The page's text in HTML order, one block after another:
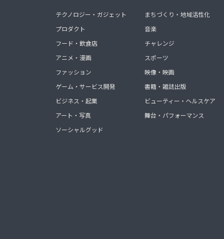
テクノロジー・ガジェット
プロダクト
フード・飲食店
アニメ・漫画
ファッション
ゲーム・サービス開発
ビジネス・起業
アート・写真
ソーシャルグッド
まちづくり・地域活性化
音楽
チャレンジ
スポーツ
映像・映画
書籍・雑誌出版
ビューティー・ヘルスケア
舞台・パフォーマンス